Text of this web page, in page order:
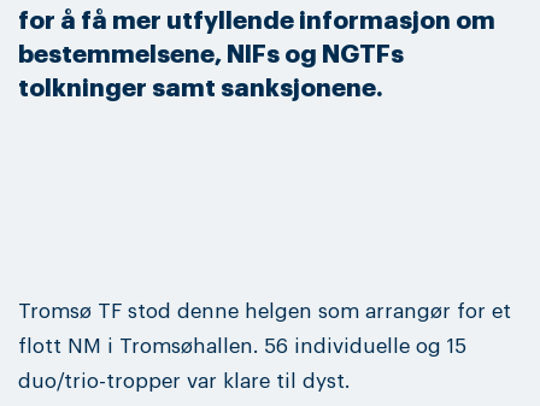
for å få mer utfyllende informasjon om
bestemmelsene, NIFs og NGTFs
tolkninger samt sanksjonene.
Tromsø TF stod denne helgen som arrangør for et
flott NM i Tromsøhallen. 56 individuelle og 15
duo/trio-tropper var klare til dyst.